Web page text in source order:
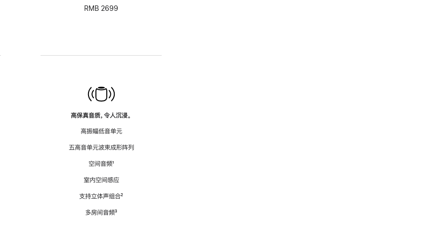
RMB 2699
高保真音质，令人沉浸。
高振幅低音单元
五高音单元波束成形阵列
空间音频脚
¹
室内空间感应
支持立体声组合脚
²
多房间音频脚
³